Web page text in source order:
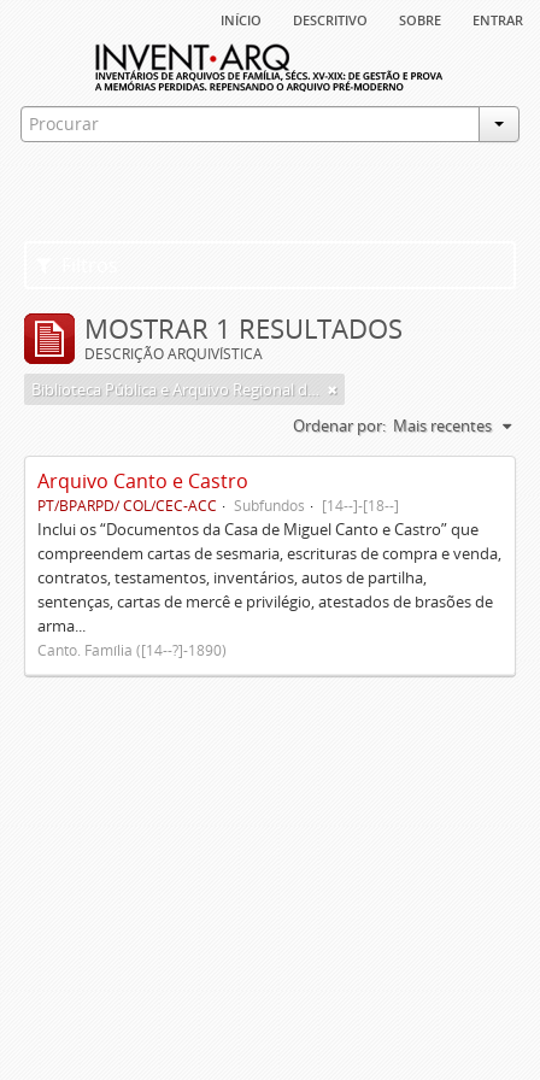
início descritivo sobre entrar
MOSTRAR 1 RESULTADOS
DESCRIÇÃO ARQUIVÍSTICA
Biblioteca Pública e Arquivo Regional de Ponta Delgada
Ordenar por: Mais recentes
Arquivo Canto e Castro
PT/BPARPD/ COL/CEC-ACC Subfundos [14--]-[18--]
Inclui os “Documentos da Casa de Miguel Canto e Castro” que
compreendem cartas de sesmaria, escrituras de compra e venda,
contratos, testamentos, inventários, autos de partilha,
sentenças, cartas de mercê e privilégio, atestados de brasões de
arma...
Canto. Família ([14--?]-1890)